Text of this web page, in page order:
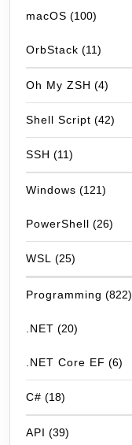
macOS (100)
OrbStack (11)
Oh My ZSH (4)
Shell Script (42)
SSH (11)
Windows (121)
PowerShell (26)
WSL (25)
Programming (822)
.NET (20)
.NET Core EF (6)
C# (18)
API (39)